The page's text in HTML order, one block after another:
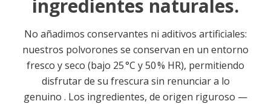
ingredientes naturales.
No añadimos conservantes ni aditivos artificiales:
nuestros polvorones se conservan en un entorno
fresco y seco (bajo 25 °C y 50 % HR), permitiendo
disfrutar de su frescura sin renunciar a lo
genuino . Los ingredientes, de origen riguroso —